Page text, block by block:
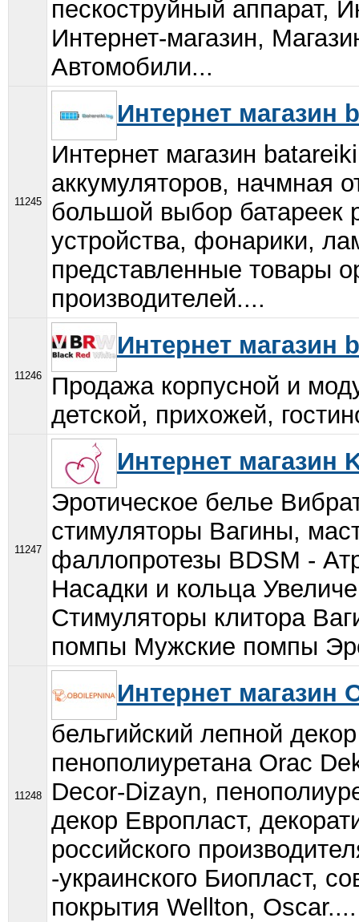
пескоструйный аппарат,
Интернет-магазин,
Автомобили...
11245
Интернет магазин
Интернет магазин
аккумуляторов, начмная
большой выбор батареек
устройства, фонарики,
представленные товары
производителей....
11246
Интернет магазин
Продажа корпусной и
детской, прихожей,
11247
Интернет магазин
Эротическое белье
стимуляторы Вагины,
фаллопротезы BDSM -
Насадки и кольца
Стимуляторы клитора
помпы Мужские помпы
11248
Интернет магазин
бельгийский лепной
пенополиуретана Orac
Decor-Dizayn,
декор Европласт,
российского
-украинского Биопласт,
покрытия Wellton, Oscar....